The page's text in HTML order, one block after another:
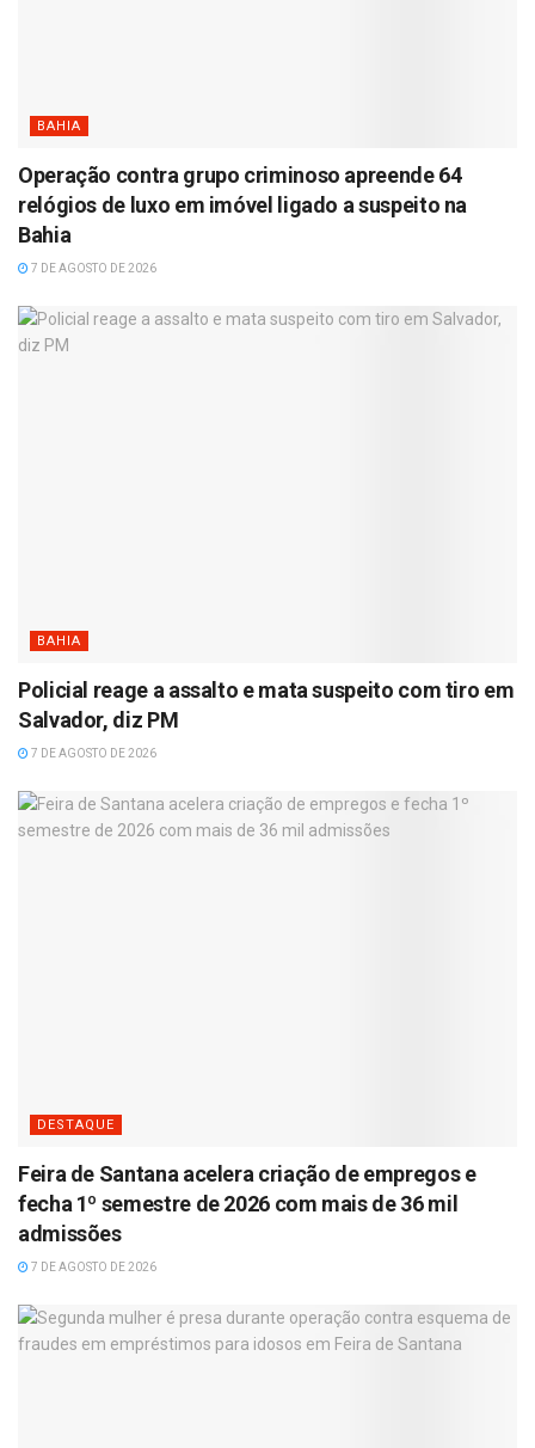
BAHIA
Operação contra grupo criminoso apreende 64
relógios de luxo em imóvel ligado a suspeito na
Bahia
7 DE AGOSTO DE 2026
BAHIA
Policial reage a assalto e mata suspeito com tiro em
Salvador, diz PM
7 DE AGOSTO DE 2026
DESTAQUE
Feira de Santana acelera criação de empregos e
fecha 1º semestre de 2026 com mais de 36 mil
admissões
7 DE AGOSTO DE 2026